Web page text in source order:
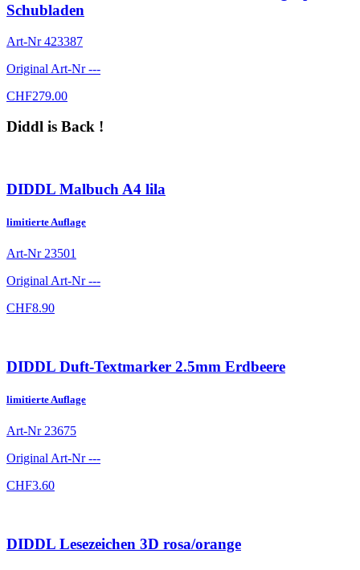
Schubladen
Art-Nr423387
Original Art-Nr---
CHF279.00
Diddl is Back !
DIDDL Malbuch A4 lila
limitierte Auflage
Art-Nr 23501
Original Art-Nr---
CHF8.90
DIDDL Duft-Textmarker 2.5mm Erdbeere
limitierte Auflage
Art-Nr 23675
Original Art-Nr---
CHF3.60
DIDDL Lesezeichen 3D rosa/orange